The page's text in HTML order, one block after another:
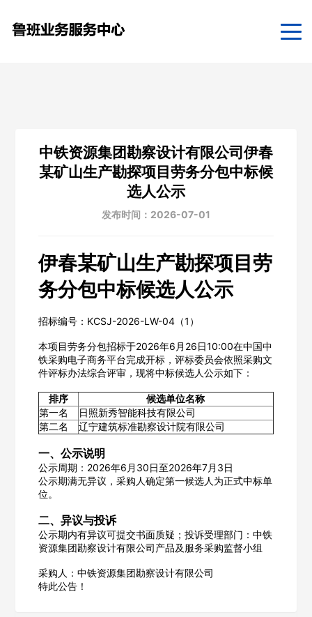
中铁资源集团勘察设计有限公司伊春
某矿山生产勘探项目劳务分包中标候
选人公示
发布时间：2026-07-01
伊春某矿山生产勘探项目劳
务分包中标候选人公示
招标编号：KCSJ-2026-LW-04（1）
本项目劳务分包招标于2026年6月26日10:00在中国中
铁采购电子商务平台完成开标，评标委员会依照采购文
件评标办法综合评审，现将中标候选人公示如下：
排序
候选单位名称
第一名
日照新秀智能科技有限公司
第二名
辽宁建筑标准勘察设计院有限公司
一、公示说明
公示周期：2026年6月30日至2026年7月3日
公示期满无异议，采购人确定第一候选人为正式中标单
位。
二、异议与投诉
公示期内有异议可提交书面质疑；投诉受理部门：中铁
资源集团勘察设计有限公司产品及服务采购监督小组
采购人：中铁资源集团勘察设计有限公司
特此公告！